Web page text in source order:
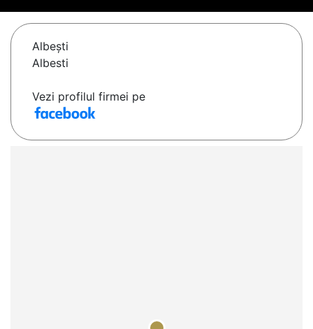
Albeşti
Albesti
Vezi profilul firmei pe